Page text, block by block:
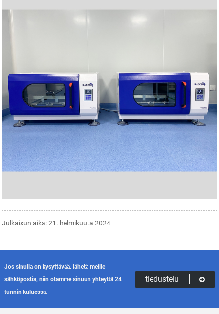
Julkaisun aika: 21. helmikuuta 2024
Jos sinulla on kysyttävää, lähetä meille
sähköpostia, niin otamme sinuun yhteyttä 24
tunnin kuluessa.
tiedustelu